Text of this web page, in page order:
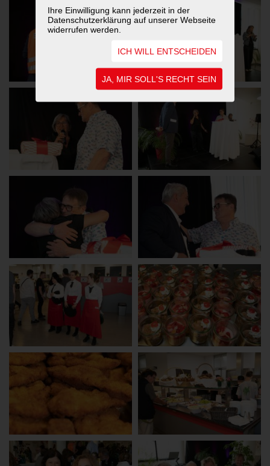
Ihre Einwilligung kann jederzeit in der
Datenschutzerklärung auf unserer Webseite
widerrufen werden.
ICH WILL ENTSCHEIDEN
JA, MIR SOLL'S RECHT SEIN